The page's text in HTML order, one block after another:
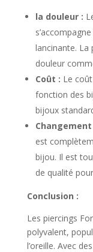
la douleur :
lancinante. La
douleur
Coût : Le
fonction des
bijoux
est
bijou. Il est
de qualité
Conclusion :
Les piercings
polyvalent,
l’oreille. Avec